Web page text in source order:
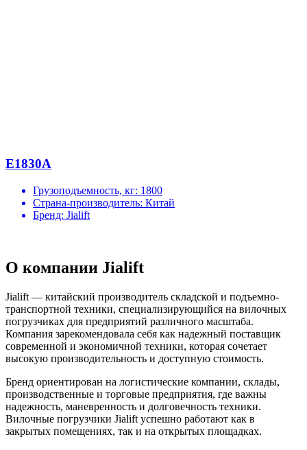
E1830A
Грузоподъемность, кг: 1800
Страна-производитель: Китай
Бренд: Jialift
О компании Jialift
Jialift — китайский производитель складской и подъемно-
транспортной техники, специализирующийся на вилочных
погрузчиках для предприятий различного масштаба.
Компания зарекомендовала себя как надежный поставщик
современной и экономичной техники, которая сочетает
высокую производительность и доступную стоимость.
Бренд ориентирован на логистические компании, склады,
производственные и торговые предприятия, где важны
надежность, маневренность и долговечность техники.
Вилочные погрузчики Jialift успешно работают как в
закрытых помещениях, так и на открытых площадках.